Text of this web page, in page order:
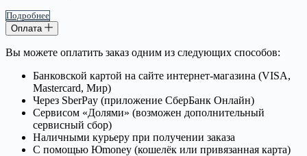
Подробнее
Оплата
Вы можете оплатить заказ одним из следующих способов:
Банковской картой на сайте интернет-магазина (VISA,
Mastercard, Мир)
Через SberPay (приложение СберБанк Онлайн)
Сервисом «Долями» (возможен дополнительный
сервисный сбор)
Наличными курьеру при получении заказа
С помощью Юmoney (кошелёк или привязанная карта)